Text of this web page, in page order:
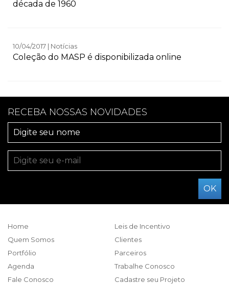
década de 1960
10/04/2017 | Notícias
Coleção do MASP é disponibilizada online
RECEBA NOSSAS NOVIDADES
Home
Quem Somos
Portfólio
Leis de Incentivo
Clientes
Parceiros
Agenda
Fale Conosco
Trabalhe Conosco
Cadastre seu Projeto